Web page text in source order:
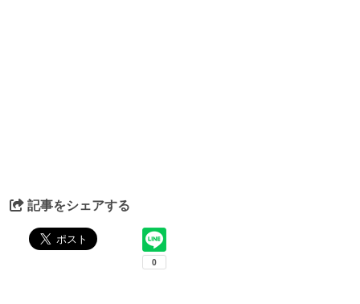
記事をシェアする